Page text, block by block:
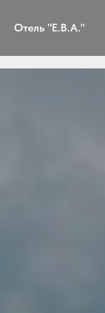
Отель "Е.В.А."